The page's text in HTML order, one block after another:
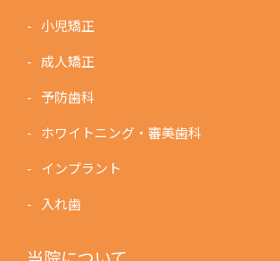
小児矯正
成人矯正
予防歯科
ホワイトニング・審美歯科
インプラント
入れ歯